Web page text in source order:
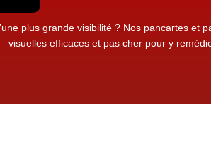
plus grande visibilité ? Nos pancartes et
visuelles efficaces et pas cher pour y